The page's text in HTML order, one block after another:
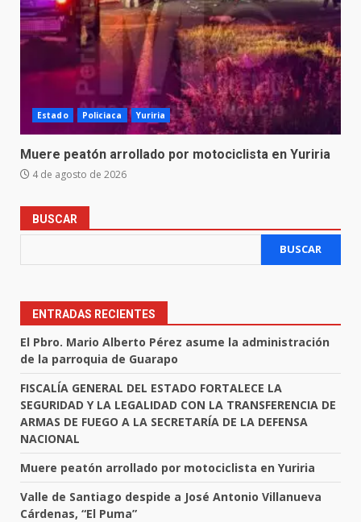
Estado Policiaca Yuriria
Muere peatón arrollado por motociclista en Yuriria
4 de agosto de 2026
BUSCAR
BUSCAR
ENTRADAS RECIENTES
El Pbro. Mario Alberto Pérez asume la administración
de la parroquia de Guarapo
FISCALÍA GENERAL DEL ESTADO FORTALECE LA
SEGURIDAD Y LA LEGALIDAD CON LA TRANSFERENCIA DE
ARMAS DE FUEGO A LA SECRETARÍA DE LA DEFENSA
NACIONAL
Muere peatón arrollado por motociclista en Yuriria
Valle de Santiago despide a José Antonio Villanueva
Cárdenas, “El Puma”